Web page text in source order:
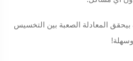
بيحقق المعادلة الصعبة بين التخسيس